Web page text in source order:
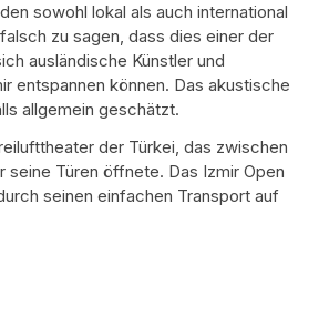
sowohl lokal als auch international
zu sagen, dass dies einer der
ausländische Künstler und
entspannen können. Das akustische
allgemein geschätzt.
der Türkei, das zwischen
seine Türen öffnete. Das Izmir Open
seinen einfachen Transport auf